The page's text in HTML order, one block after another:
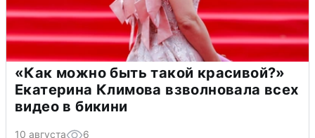
«Как можно быть такой красивой?»
Екатерина Климова взволновала всех
видео в бикини
10 августа 6